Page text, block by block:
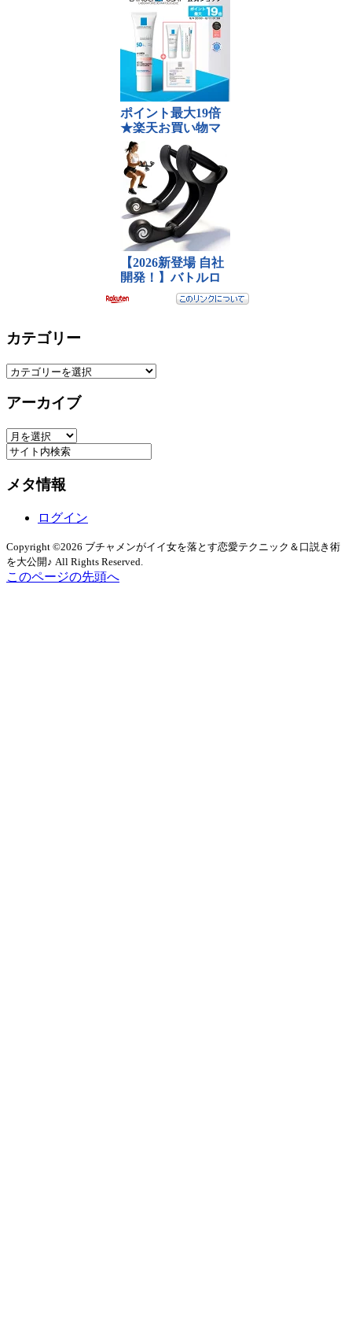
カテゴリー
カ
ゴ
ー
アーカイブ
ア
ー
イ
メタ情報
ログイン
Copyright ©2026 ブチャメンがイイ女を落とす恋愛テクニック＆口説き術
を大公開♪ All Rights Reserved.
このページの先頭へ